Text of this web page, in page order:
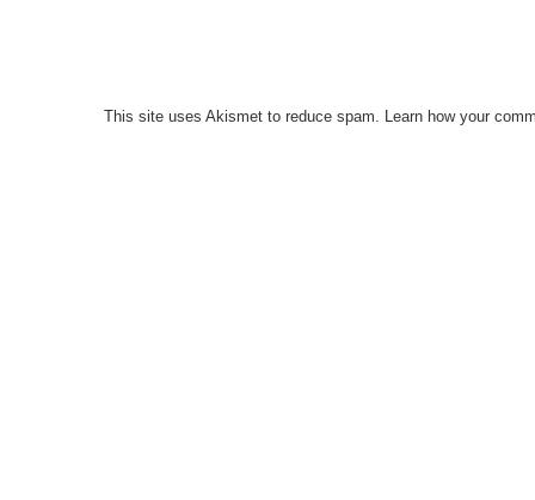
This site uses Akismet to reduce spam. Learn how your